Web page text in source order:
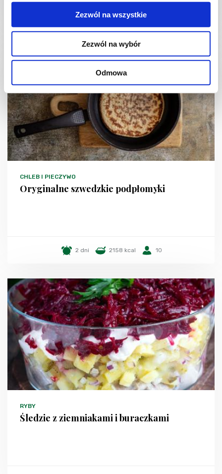
Zezwól na wszystkie
Zezwól na wybór
Odmowa
3780 kcal
CHLEB I PIECZYWO
Oryginalne szwedzkie podpłomyki
2 dni 2158 kcal 10
RYBY
Śledzie z ziemniakami i buraczkami